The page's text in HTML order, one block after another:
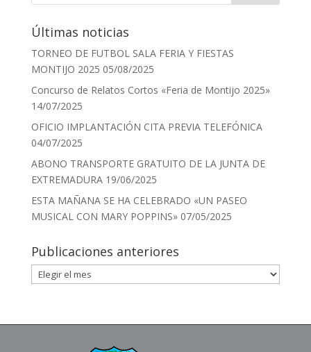
Últimas noticias
TORNEO DE FUTBOL SALA FERIA Y FIESTAS
MONTIJO 2025 05/08/2025
Concurso de Relatos Cortos «Feria de Montijo 2025»
14/07/2025
OFICIO IMPLANTACIÓN CITA PREVIA TELEFÓNICA
04/07/2025
ABONO TRANSPORTE GRATUITO DE LA JUNTA DE
EXTREMADURA 19/06/2025
ESTA MAÑANA SE HA CELEBRADO «UN PASEO
MUSICAL CON MARY POPPINS» 07/05/2025
Publicaciones anteriores